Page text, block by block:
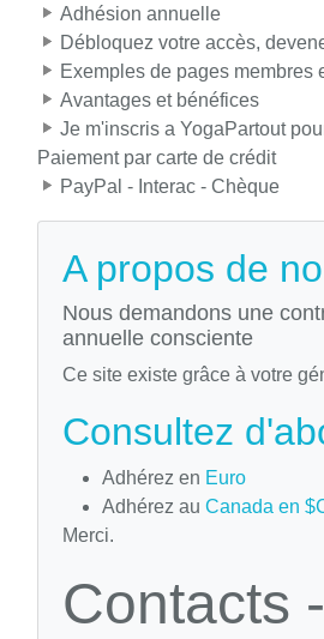
Adhésion annuelle
Débloquez votre accès,
Exemples de pages membres
Avantages et bénéfices
Je m'inscris a YogaPartout
Paiement par carte de crédit
PayPal - Interac - Chèque
A propos de
Nous demandons une
annuelle consciente
Ce site existe grâce à votre
Consultez
Adhérez en Euro
Adhérez au Canada en
Merci.
Contacts